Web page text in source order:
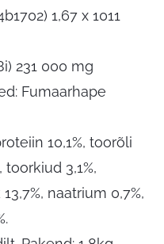
1,67 x 1011
231 000 mg
Fumaarhape
10,1%, toorõli
toorkiud 3,1%,
naatrium 0,7%,